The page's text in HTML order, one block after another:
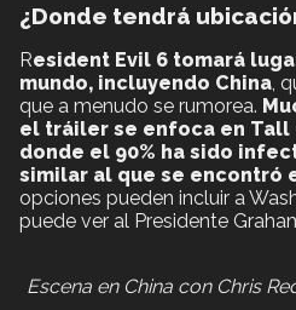
¿Donde tendrá
Resident Evil 6 tomará
mundo, incluyendo China ,
que a menudo se rumorea.
el tráiler se enfoca en Tall
donde el 90% ha sido
similar al que se encontró
opciones pueden incluir a
puede ver al Presidente
Escena en China con Chris